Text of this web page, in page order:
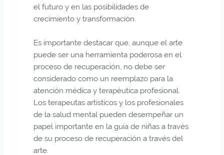
el futuro y en las posibilidades de
crecimiento y transformación.
Es importante destacar que, aunque el arte
puede ser una herramienta poderosa en el
proceso de recuperación, no debe ser
considerado como un reemplazo para la
atención médica y terapéutica profesional.
Los terapeutas artísticos y los profesionales
de la salud mental pueden desempeñar un
papel importante en la guía de niñas a través
de su proceso de recuperación a través del
arte.